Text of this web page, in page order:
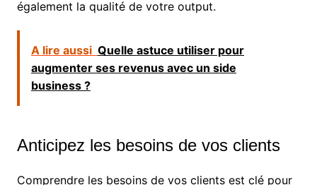
également la qualité de votre output.
A lire aussi Quelle astuce utiliser pour
augmenter ses revenus avec un side
business ?
Anticipez les besoins de vos clients
Comprendre les besoins de vos clients est clé pour